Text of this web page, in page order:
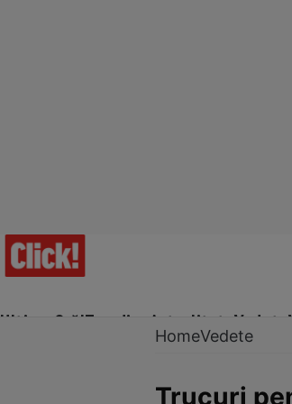
Ultima Oră!Trending Actualitate Vedete
HomeVedete
Trucuri